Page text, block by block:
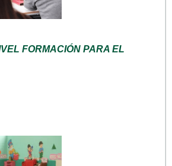
FORMACIÓN PARA EL